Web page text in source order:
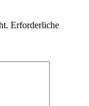
Erforderliche